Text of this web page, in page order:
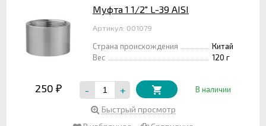
Муфта 1 1/2" L-39 AISI
Артикул: 001079
Страна происхождения
Китай
Вес
120 г
250 ₽ - + В наличии
Быстрый просмотр